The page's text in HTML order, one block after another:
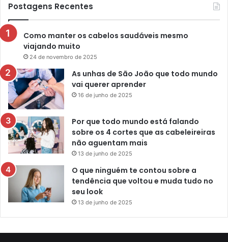
Postagens Recentes
Como manter os cabelos saudáveis mesmo
viajando muito
24 de novembro de 2025
As unhas de São João que todo mundo
vai querer aprender
16 de junho de 2025
Por que todo mundo está falando
sobre os 4 cortes que as cabeleireiras
não aguentam mais
13 de junho de 2025
O que ninguém te contou sobre a
tendência que voltou e muda tudo no
seu look
13 de junho de 2025